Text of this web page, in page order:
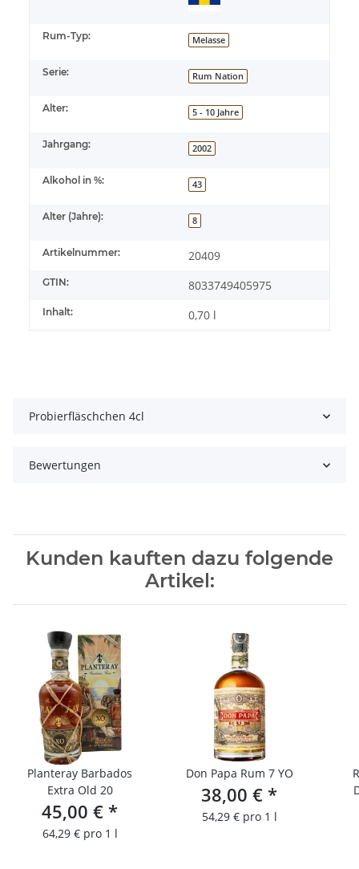
Rum-Typ: Melasse
Serie: Rum Nation
Alter: 5 - 10 Jahre
Jahrgang: 2002
Alkohol in %: 43
Alter (Jahre): 8
Artikelnummer: 20409
GTIN: 8033749405975
Inhalt: 0,70 l
Probierfläschchen 4cl
Bewertungen
Kunden kauften dazu folgende
Artikel:
Planteray Barbados
Extra Old 20
45,00 € *
64,29 € pro 1 l
Don Papa Rum 7 YO
38,00 € *
54,29 € pro 1 l